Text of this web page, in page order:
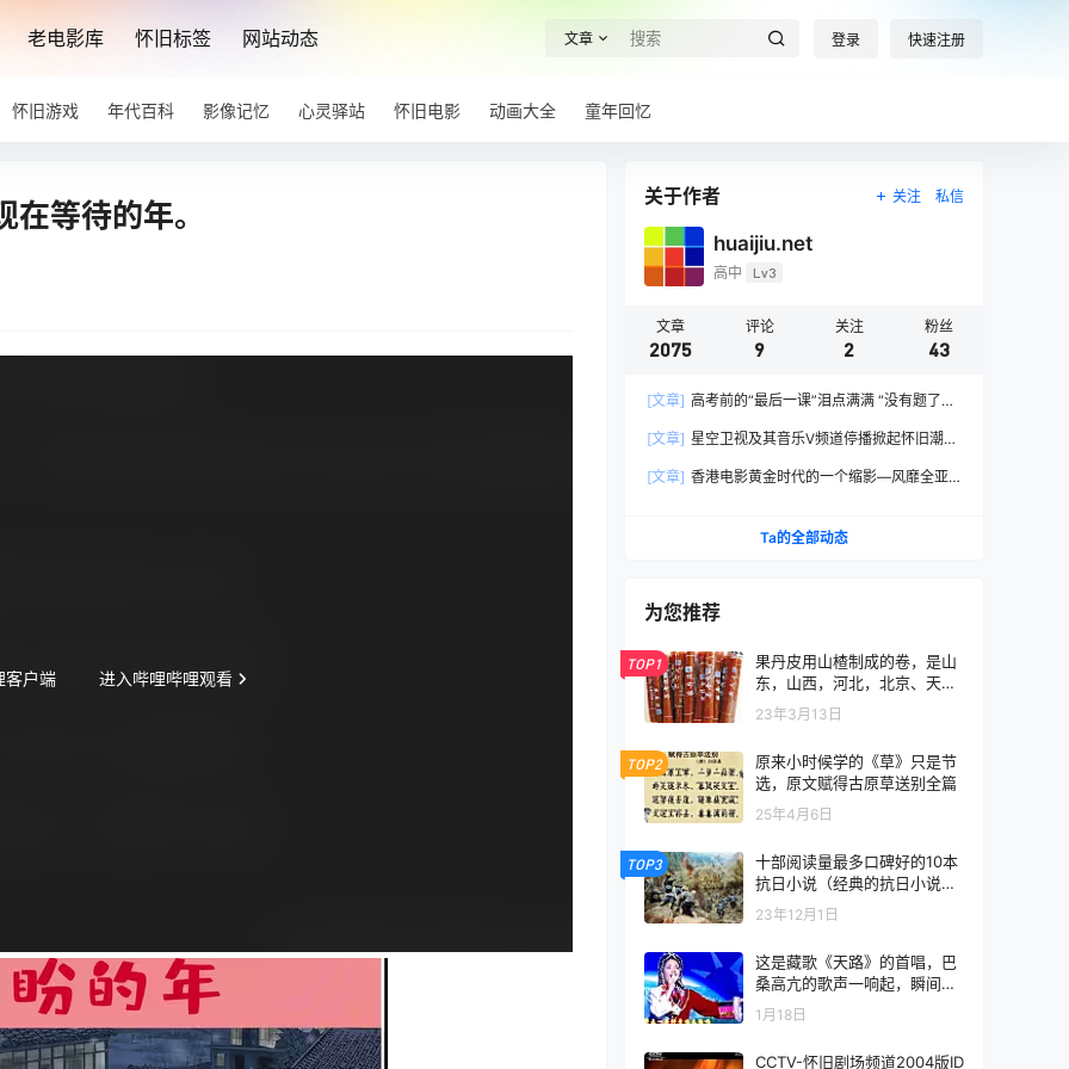
老电影库 怀旧标签 网站动态 文章 登录 快速注册
怀旧游戏 年代百科 影像记忆 心灵驿站 怀旧电影 动画大全 童年回忆
等待的年。
关于作者 关注 私信
huaijiu.net
高中 Lv3
文章
2075
评论
9
关注
2
粉丝
43
[文章] 高考前的“最后一课”泪点满满 “没有题了，
高考！
[文章] 星空卫视及其音乐V频道停播掀起怀旧潮，
[文章] 香港电影黄金时代的一个缩影—风靡全亚
Ta的全部动态
为您推荐
TOP1
果丹皮用山楂制成的卷，是山
东，山西，河北，北京、天津
等地著名的传统小吃
23年3月13日
TOP2
原来小时候学的《草》只是节
选，原文赋得古原草送别全篇
25年4月6日
TOP3
十部阅读量最多口碑好的10本
抗日小说（经典的抗日小说完
结版）
23年12月1日
这是藏歌《天路》的首唱，巴
桑高亢的歌声一响起，瞬间被
惊艳到了
1月18日
CCTV-怀旧剧场频道2004版ID